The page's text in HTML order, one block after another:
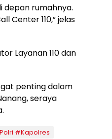
depan rumahnya.
Center 110,” jelas
Layanan 110 dan
penting dalam
seraya
#Kapolres